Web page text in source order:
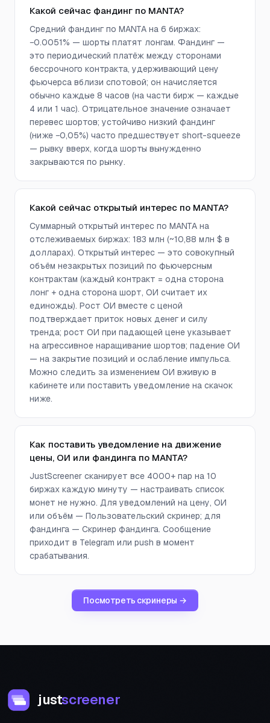
Какой сейчас фандинг по MANTA?
Средний фандинг по MANTA на 6 биржах:
−0.0051% — шорты платят лонгам. Фандинг —
это периодический платёж между сторонами
бессрочного контракта, удерживающий цену
фьючерса вблизи спотовой; он начисляется
обычно каждые 8 часов (на части бирж — каждые
4 или 1 час). Отрицательное значение означает
перевес шортов; устойчиво низкий фандинг
(ниже −0,05%) часто предшествует short-squeeze
— рывку вверх, когда шорты вынужденно
закрываются по рынку.
Какой сейчас открытый интерес по MANTA?
Суммарный открытый интерес по MANTA на
отслеживаемых биржах: 183 млн (~10,88 млн $ в
долларах). Открытый интерес — это совокупный
объём незакрытых позиций по фьючерсным
контрактам (каждый контракт = одна сторона
лонг + одна сторона шорт, ОИ считает их
единожды). Рост ОИ вместе с ценой
подтверждает приток новых денег и силу
тренда; рост ОИ при падающей цене указывает
на агрессивное наращивание шортов; падение ОИ
— на закрытие позиций и ослабление импульса.
Можно следить за изменением ОИ вживую в
кабинете или поставить уведомление на скачок
ниже.
Как поставить уведомление на движение
цены, ОИ или фандинга по MANTA?
JustScreener сканирует все 4000+ пар на 10
биржах каждую минуту — настраивать список
монет не нужно. Для уведомлений на цену, ОИ
или объём — Пользовательский скринер; для
фандинга — Скринер фандинга. Сообщение
приходит в Telegram или push в момент
срабатывания.
Посмотреть скринеры →
justscreener